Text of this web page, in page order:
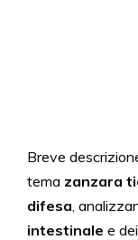
Breve
tema zanzara
difesa,
intestinale e dei